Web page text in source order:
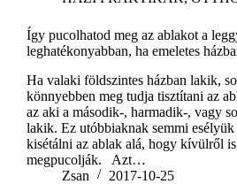
Így pucolhatod meg az ablakot a
leghatékonyabban, ha emeletes
Ha valaki földszintes házban lakik,
könnyebben meg tudja tisztítani az
az aki a második-, harmadik-, vagy
lakik. Ez utóbbiaknak semmi
kisétálni az ablak alá, hogy kívülről
megpucolják. Azt…
Zsan
2017-10-25